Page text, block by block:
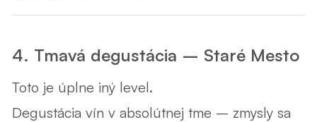
4. Tmavá degustácia – Staré Mesto
Toto je úplne iný level.
Degustácia vín v absolútnej tme – zmysly sa